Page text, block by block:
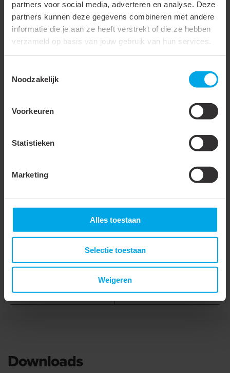
partners voor social media, adverteren en analyse. Deze
partners kunnen deze gegevens combineren met andere
informatie die je aan ze heeft verstrekt of die ze hebben
verzameld op basis van jouw gebruik van hun services.
Noodzakelijk
Voorkeuren
Statistieken
Marketing
Alles toestaan
Selectie toestaan
Weigeren
Kleur clip
Zwart
Voor draadeind
M6
Dubbele uitvoering
Gesloten
Max. aantal buizen
Gebruikstemperatuur
UV-bestendig
Geschikt voor
27 - 28 mm
Schietbaar
Downloads